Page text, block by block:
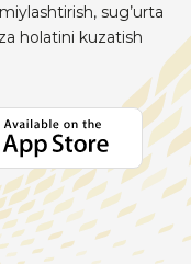
sug’urta
holatini kuzatish